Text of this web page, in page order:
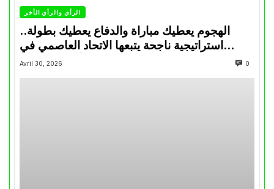
الرأي والرأي الأخر
الهجوم يعطيك مباراة والدفاع يعطيك بطولة..
استراتيجية ناجحة يتبعها الاتحاد العاصمي في
تتويجاته آخر السنوات
Avril 30, 2026 0